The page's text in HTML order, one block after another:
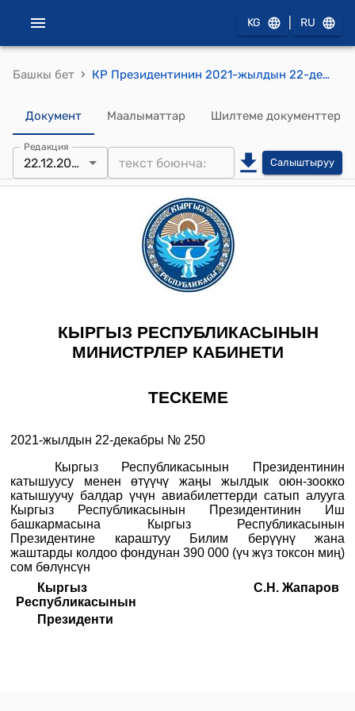
KG RU
Башкы бет › КР Президентинин 2021-жылдын 22-декабрындагы № 250 тескемеси
Документ Маалыматтар Шилтеме документтер
Редакция
22.12.2021 Салыштыруу